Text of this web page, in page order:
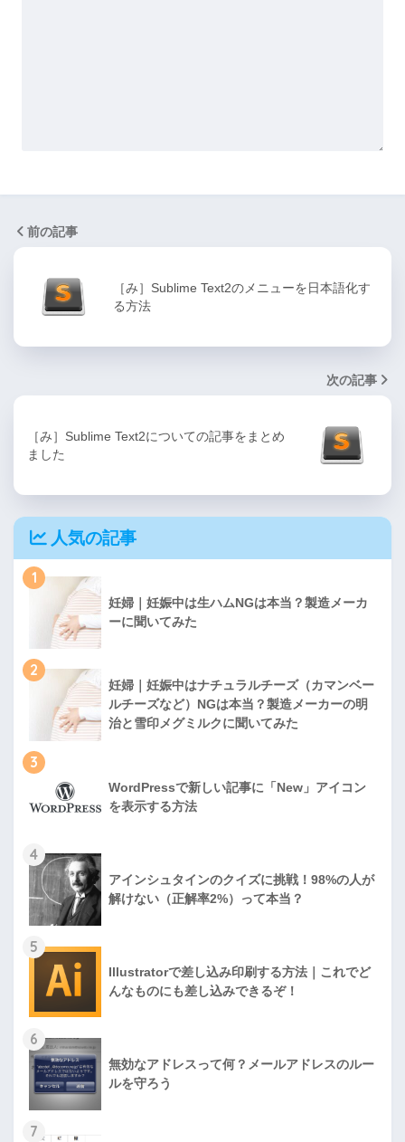
前の記事
［み］Sublime Text2のメニューを日本語化す
る方法
次の記事
［み］Sublime Text2についての記事をまとめ
ました
人気の記事
1
妊婦｜妊娠中は生ハムNGは本当？製造メーカ
ーに聞いてみた
2
妊婦｜妊娠中はナチュラルチーズ（カマンベー
ルチーズなど）NGは本当？製造メーカーの明
治と雪印メグミルクに聞いてみた
3
WordPressで新しい記事に「New」アイコン
を表示する方法
4
アインシュタインのクイズに挑戦！98%の人が
解けない（正解率2%）って本当？
5
Illustratorで差し込み印刷する方法｜これでど
んなものにも差し込みできるぞ！
6
無効なアドレスって何？メールアドレスのルー
ルを守ろう
7